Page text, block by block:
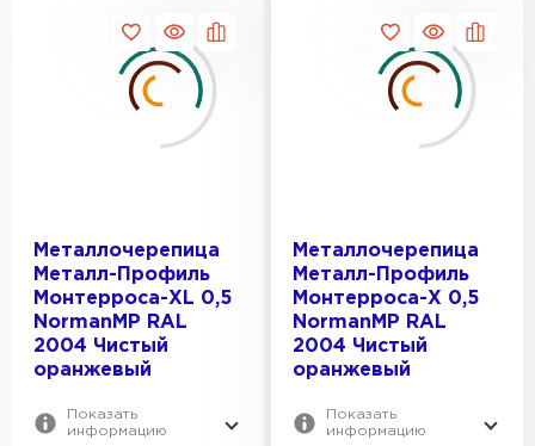
Металлочерепица
Металл-Профиль
Монтерроса-XL 0,5
NormanMP RAL
2004 Чистый
оранжевый
Показать
информацию
Металлочерепица
Металл-Профиль
Монтерроса-X 0,5
NormanMP RAL
2004 Чистый
оранжевый
Показать
информацию